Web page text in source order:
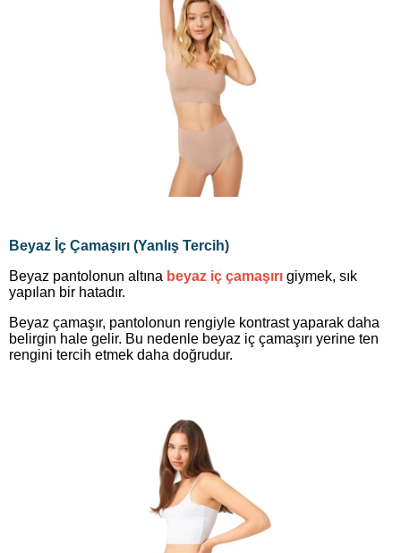
Beyaz İç Çamaşırı (Yanlış Tercih)
Beyaz pantolonun altına beyaz iç çamaşırı giymek, sık
yapılan bir hatadır.
Beyaz çamaşır, pantolonun rengiyle kontrast yaparak daha
belirgin hale gelir. Bu nedenle beyaz iç çamaşırı yerine ten
rengini tercih etmek daha doğrudur.